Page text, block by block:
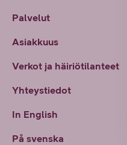
Palvelut
Asiakkuus
Verkot ja häiriötilanteet
Yhteystiedot
In English
På svenska